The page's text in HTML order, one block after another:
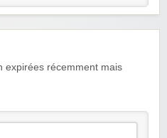
expirées récemment mais